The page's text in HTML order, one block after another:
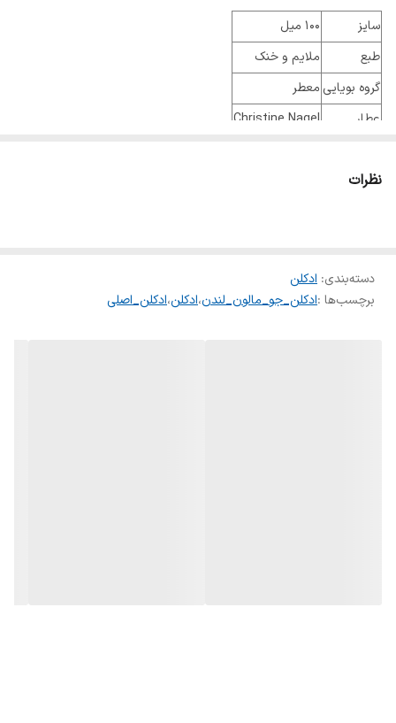
سایز
100 میل
طبع
ملایم و خنک
گروه بویایی معطر
عطار
Christine Nagel
نوع عطر
پراکندگی
کم
نظرات
دسته‌بندی: ادکلن
برچسب‌ها :ادکلن_جو_مالون_لندن،ادکلن،ادکلن_اصلی